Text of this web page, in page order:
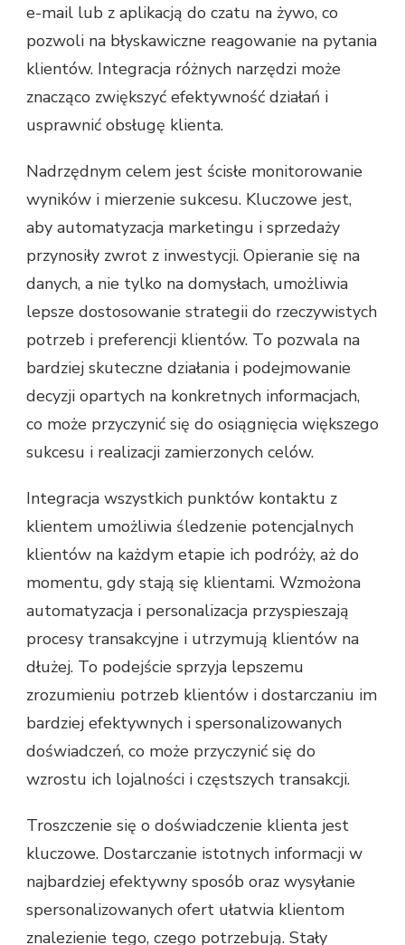
e-mail lub z aplikacją do czatu na żywo, co
pozwoli na błyskawiczne reagowanie na pytania
klientów. Integracja różnych narzędzi może
znacząco zwiększyć efektywność działań i
usprawnić obsługę klienta.
Nadrzędnym celem jest ścisłe monitorowanie
wyników i mierzenie sukcesu. Kluczowe jest,
aby automatyzacja marketingu i sprzedaży
przynosiły zwrot z inwestycji. Opieranie się na
danych, a nie tylko na domysłach, umożliwia
lepsze dostosowanie strategii do rzeczywistych
potrzeb i preferencji klientów. To pozwala na
bardziej skuteczne działania i podejmowanie
decyzji opartych na konkretnych informacjach,
co może przyczynić się do osiągnięcia większego
sukcesu i realizacji zamierzonych celów.
Integracja wszystkich punktów kontaktu z
klientem umożliwia śledzenie potencjalnych
klientów na każdym etapie ich podróży, aż do
momentu, gdy stają się klientami. Wzmożona
automatyzacja i personalizacja przyspieszają
procesy transakcyjne i utrzymują klientów na
dłużej. To podejście sprzyja lepszemu
zrozumieniu potrzeb klientów i dostarczaniu im
bardziej efektywnych i spersonalizowanych
doświadczeń, co może przyczynić się do
wzrostu ich lojalności i częstszych transakcji.
Troszczenie się o doświadczenie klienta jest
kluczowe. Dostarczanie istotnych informacji w
najbardziej efektywny sposób oraz wysyłanie
spersonalizowanych ofert ułatwia klientom
znalezienie tego, czego potrzebują. Stały